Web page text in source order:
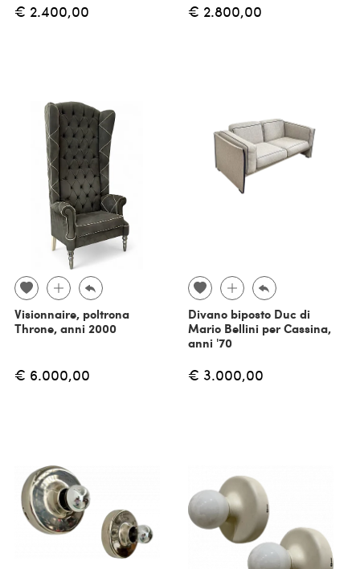
€ 2.400,00 € 2.800,00
Visionnaire, poltrona
Throne, anni 2000
€ 6.000,00
Divano biposto Duc di
Mario Bellini per Cassina,
anni '70
€ 3.000,00